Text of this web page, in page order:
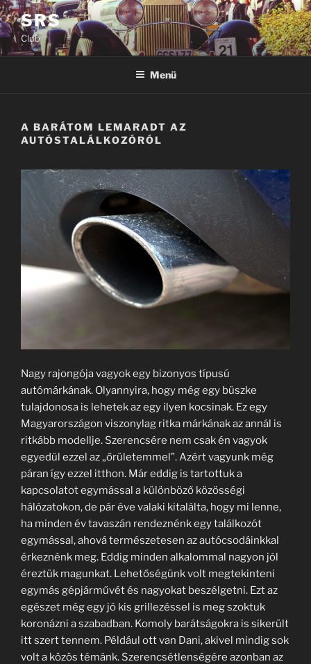
Tartalomhoz
SRS
Club
Menü
A BARÁTOM LEMARADT AZ
AUTÓSTALÁLKOZÓRÓL
Nagy rajongója vagyok egy bizonyos típusú
autómárkának. Olyannyira, hogy még egy büszke
tulajdonosa is lehetek az egy ilyen kocsinak. Ez egy
Magyarországon viszonylag ritka márkának az annál is
ritkább modellje. Szerencsére nem csak én vagyok
egyedül ezzel az „őrületemmel”. Azért vagyunk még
páran így ezzel itthon. Már eddig is tartottuk a
kapcsolatot egymással a különböző közösségi
hálózatokon, de pár éve valaki kitalálta, hogy mi lenne,
ha minden év tavaszán rendeznénk egy találkozót
egymással, ahová természetesen az autócsodáinkkal
érkeznénk meg. Eddig minden alkalommal nagyon jól
éreztük magunkat. Lehetőségünk volt megtekinteni
egymás gépjárművét és nagyokat beszélgetni. Ezt az
egészet még egy jó kis grillezéssel is meg szoktuk
koronázni a szabadban. Komoly barátságokra is sikerült
itt szert tennem. Például ott van Dani, akivel mindig sok
volt a közös témánk. Szerencsétlenségére azonban az